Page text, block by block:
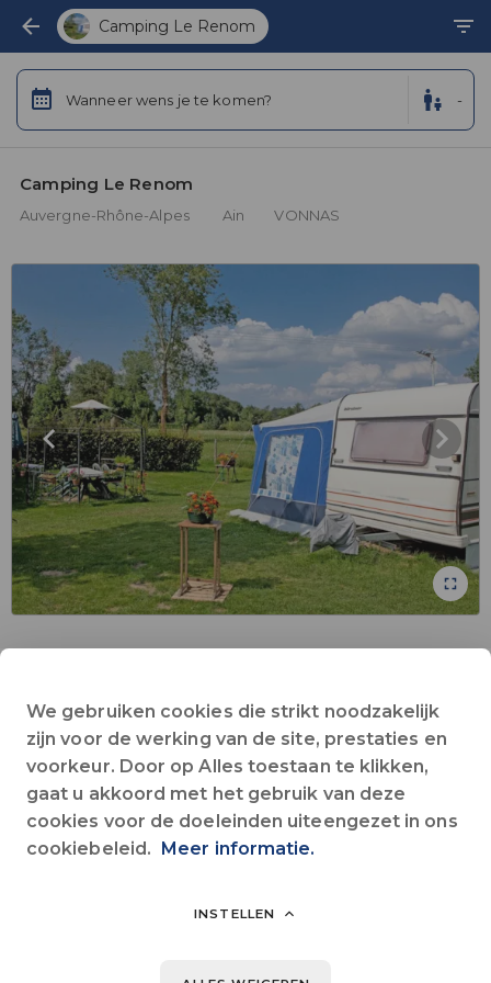
Camping Le Renom
Wanneer wens je te komen? -
Camping Le Renom
Auvergne-Rhône-Alpes Ain VONNAS
Alles zien
Am Zusammenfluss von 2 Flüssen und 300 m vom Dorfzentrum
mit seinen zahlreichen Geschäften entfernt, wird man vom
Charme des Lebens in Vonnas, Frankreichs führendem
We gebruiken cookies die strikt noodzakelijk
zijn voor de werking van de site, prestaties en
voorkeur. Door op Alles toestaan te klikken,
gaat u akkoord met het gebruik van deze
cookies voor de doeleinden uiteengezet in ons
cookiebeleid. Meer informatie.
INSTELLEN